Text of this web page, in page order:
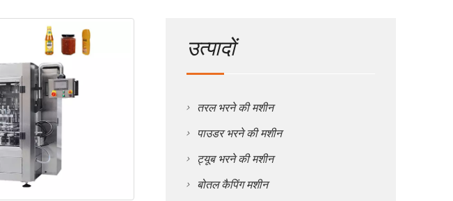
उत्पादों
तरल भरने की मशीन
पाउडर भरने की मशीन
ट्यूब भरने की मशीन
बोतल कैपिंग मशीन